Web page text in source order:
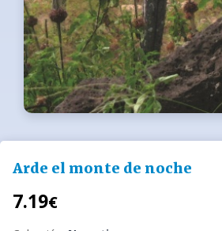
Arde el monte de noche
7.19€